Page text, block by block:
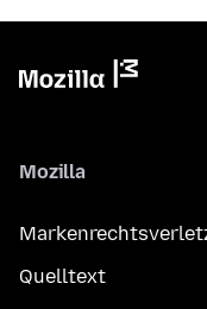
Mozilla
Quelltext